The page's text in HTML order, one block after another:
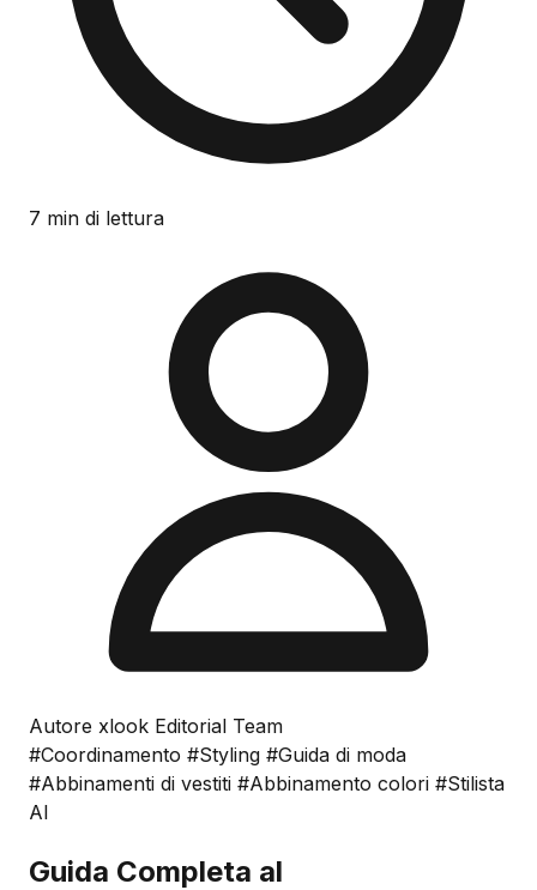
7 min di lettura
Autore xlook Editorial Team
#Coordinamento #Styling #Guida di moda
#Abbinamenti di vestiti #Abbinamento colori #Stilista
AI
Guida Completa al